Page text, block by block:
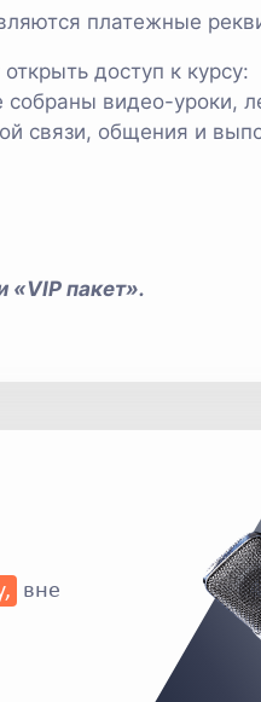
платежные
доступ к курсу:
собраны видео-уроки,
связи, общения и
пакет».
вне